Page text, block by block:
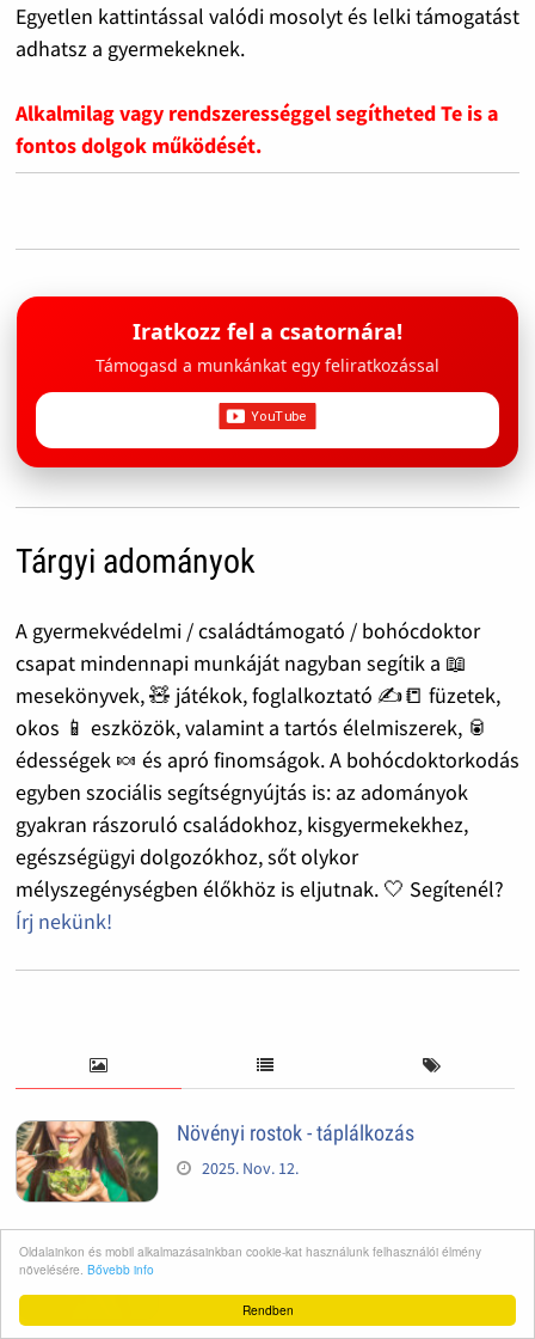
Rendben
Oldalainkon és mobil alkalmazásainkban cookie-kat használunk felhasználói élmény
növelésére. Bővebb info
Egyetlen kattintással valódi mosolyt és lelki támogatást
adhatsz a gyermekeknek.
Alkalmilag vagy rendszerességgel segítheted Te is a
fontos dolgok működését.
Iratkozz fel a csatornára!
Támogasd a munkánkat egy feliratkozással
Tárgyi adományok
A gyermekvédelmi / családtámogató / bohócdoktor
csapat mindennapi munkáját nagyban segítik a 📖
mesekönyvek, 🧸 játékok, foglalkoztató ✍️📒 füzetek,
okos 📱 eszközök, valamint a tartós élelmiszerek, 🥫
édességek 🍬 és apró finomságok. A bohócdoktorkodás
egyben szociális segítségnyújtás is: az adományok
gyakran rászoruló családokhoz, kisgyermekekhez,
egészségügyi dolgozókhoz, sőt olykor
mélyszegénységben élőkhöz is eljutnak. 🤍 Segítenél?
Írj nekünk!
Növényi rostok - táplálkozás
2025. Nov. 12.
Hasnyálmirigy